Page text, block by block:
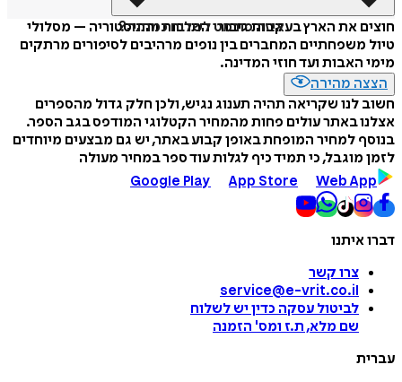
איזה פורמט לשלוח כמתנה?
חוצים את הארץ בעקבות גיבורי התרבות וההיסטוריה – מסלולי
טיול משפחתיים המחברים בין נופים מרהיבים לסיפורים מרתקים
מימי האבות ועד חוזי המדינה.
הצצה מהירה
חשוב לנו שקריאה תהיה תענוג נגיש, ולכן חלק גדול מהספרים
אצלנו באתר עולים פחות מהמחיר הקטלוגי המודפס בגב הספר.
בנוסף למחיר המופחת באופן קבוע באתר, יש גם מבצעים מיוחדים
לזמן מוגבל, כי תמיד כיף לגלות עוד ספר במחיר מעולה
Google Play
App Store Web App
דברו איתנו
צרו קשר
service@e-vrit.co.il
לביטול עסקה כדין יש לשלוח
שם מלא, ת.ז ומס' הזמנה
עברית